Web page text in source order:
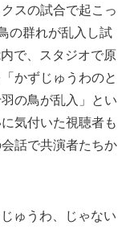
スの試合で起こっ
の群れが乱入し試
で、スタジオで原
かずじゅうわのと
の鳥が乱入」とい
気付いた視聴者も
話で共演者たちか
ゅうわ、じゃない